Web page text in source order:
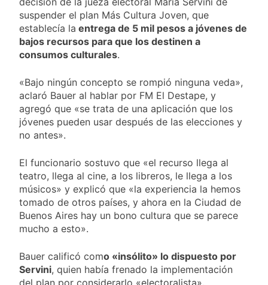
Congreso contra la
Ley de Propiedad
Privada
2 Días Atrás
Nueva jornada
negativa para los
activos argentinos:
borde de los 450
puntos
2 Días Atrás
al Congreso y
calificó a los
responsables como
«delincuentes
anarquistas»
2 Días Atrás
Día Internacional de
la Cerveza: los tres
secretos para
2 Días Atrás
Aires: mejora el
tiempo y llegan las
temperaturas más
bajas de la semana
2 Días Atrás
Día de San Cayetano:
por qué se celebra
cada 7 de agosto y
qué representa para
los argentinos
2 Días Atrás
El Senado aprobó la
Gobierno debió
eliminar otro capítulo
Incidentes frente al
Congreso durante la
protesta contra la
3 Días Atrás
suspender el plan Más Cultura Joven, que
establecía la entrega de 5 mil pesos a jóvenes de
bajos recursos para que los destinen a
consumos culturales.
«Bajo ningún concepto se rompió ninguna veda»,
aclaró Bauer al hablar por FM El Destape, y
agregó que «se trata de una aplicación que los
jóvenes pueden usar después de las elecciones y
no antes».
El funcionario sostuvo que «el recurso llega al
teatro, llega al cine, a los libreros, le llega a los
músicos» y explicó que «la experiencia la hemos
tomado de otros países, y ahora en la Ciudad de
Buenos Aires hay un bono cultura que se parece
mucho a esto».
Bauer calificó como «insólito» lo dispuesto por
Servini, quien había frenado la implementación